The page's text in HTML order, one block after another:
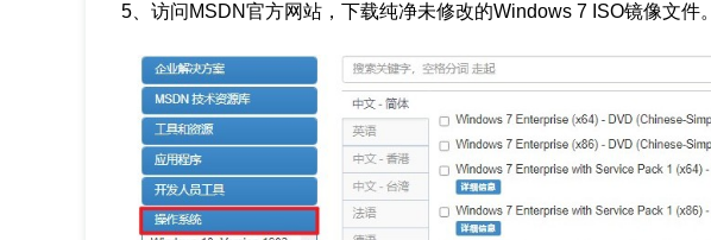
5、访问MSDN官方网站，下载纯净未修改的Windows 7 ISO镜像文件。